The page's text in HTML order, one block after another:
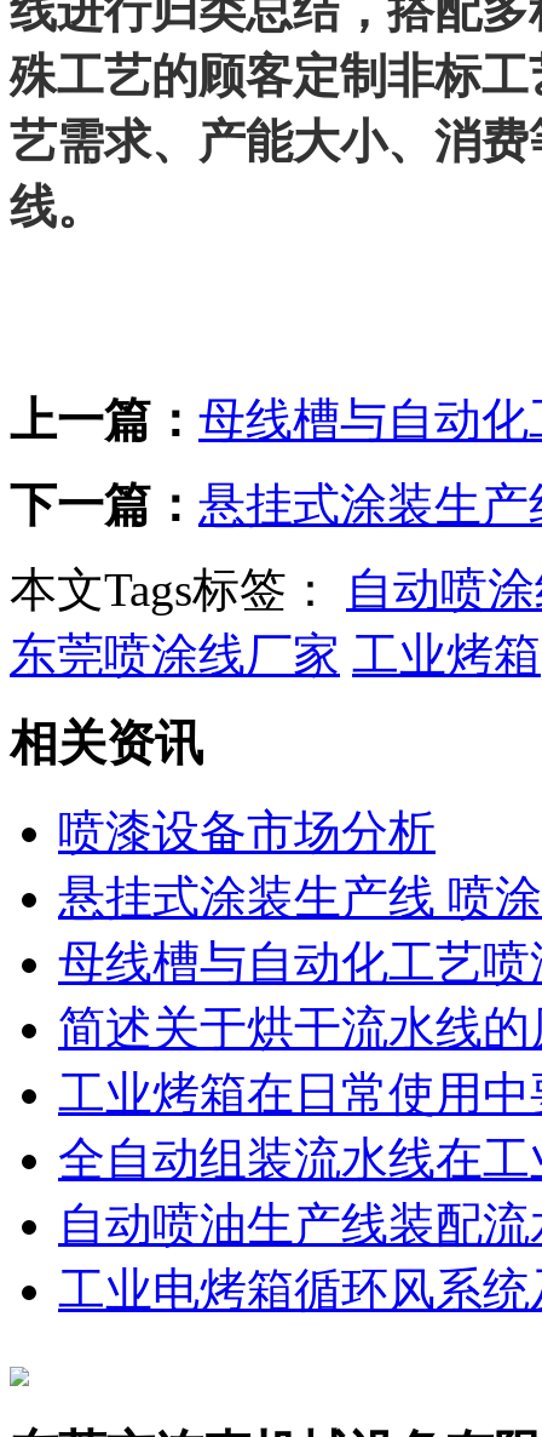
殊工艺的顾客定制非标
艺需求、产能大小、消
线。
上一篇： 母线槽与自动
下一篇： 悬挂式涂装生
本文Tags标签：
自动喷
东莞喷涂线厂家 工业烤箱
相关资讯
喷漆设备市场分析
悬挂式涂装生产线 喷
母线槽与自动化工艺
简述关于烘干流水线
工业烤箱在日常使用
全自动组装流水线在
自动喷油生产线装配
工业电烤箱循环风系